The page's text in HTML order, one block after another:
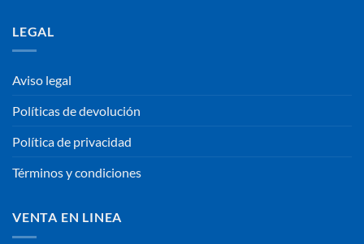
LEGAL
Aviso legal
Políticas de devolución
Política de privacidad
Términos y condiciones
VENTA EN LINEA